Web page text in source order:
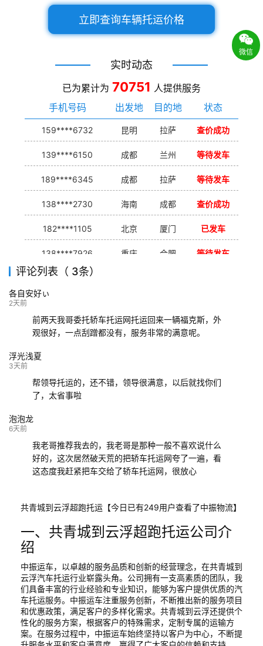
立即查询车辆托运价格
实时动态
已为累计为 70751 人提供服务
手机号码
出发地 目的地 状态
159****6732 昆明 拉萨 查价成功
139****6150 成都 兰州 等待发车
189****6345 成都 拉萨 等待发车
138****2730 海南 成都 查价成功
182****1105 北京 厦门 已发车
138****7926 重庆 合肥 等待发车
139****9233
评论列表（ 3条）
各自安好ぃ
2天前
前两天我哥委托轿车托运网托运回来一辆福克斯，外
观很好，一点刮蹭都没有，服务非常的满意呢。
浮光浅夏
3天前
帮领导托运的，还不错，领导很满意，以后就找你们
了，太省事啦
泡泡龙
6天前
我老哥推荐我去的，我老哥是那种一般不喜欢说什么
好的，这次居然破天荒的把轿车托运网夸了一遍，看
这态度我赶紧把车交给了轿车托运网，很放心
共青城到云浮超跑托运【今日已有249用户查看了中振物流】
一、共青城到云浮超跑托运公司介
绍
中振运车，以卓越的服务品质和创新的经营理念，在共青城到
云浮汽车托运行业崭露头角。公司拥有一支高素质的团队，我
们具备丰富的行业经验和专业知识，能够为客户提供优质的汽
车托运服务。中振运车注重服务创新，不断推出新的服务项目
和优惠政策，满足客户的多样化需求。共青城到云浮还提供个
性化的服务方案，根据客户的特殊需求，定制专属的运输方
案。在服务过程中，中振运车始终坚持以客户为中心，不断提
微信